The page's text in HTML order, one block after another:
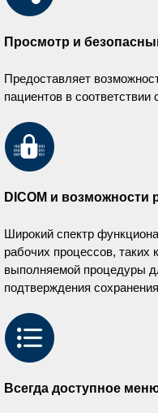
Просмотр и
Предоставляет
пациентов в
DICOM и возможности
Широкий спектр
рабочих процессов, таких
выполняемой процедуры
подтверждения
Всегда доступное